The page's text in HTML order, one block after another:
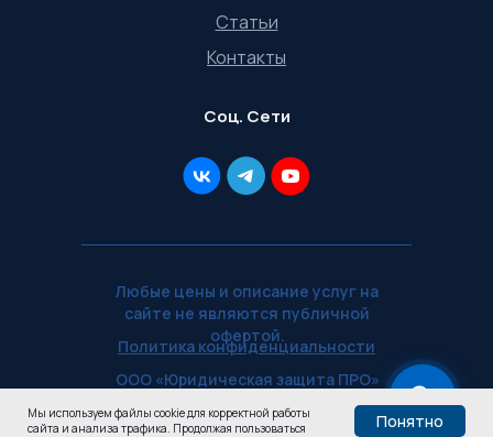
Мы используем файлы cookie для корректной работы
сайта и анализа трафика. Продолжая пользоваться
Понятно
Контакты
Статьи
Политика конфиденциальности
ООО «Юридическая защита ПРО»
Соц. Сети
Любые цены и описание услуг на
сайте не являются публичной
офертой.